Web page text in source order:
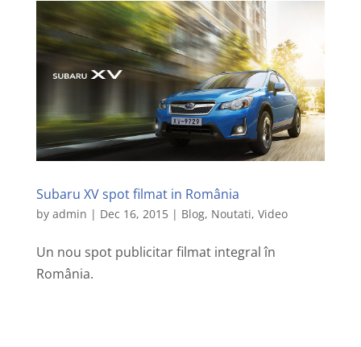
Subaru XV spot filmat in România
by admin | Dec 16, 2015| Blog, Noutati, Video
Un nou spot publicitar filmat integral în
România.